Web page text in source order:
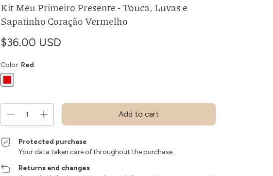
Kit Meu Primeiro Presente - Touca, Luvas e
Sapatinho Coração Vermelho
$36.00 USD
Color: Red
Protected purchase
Your data taken care of throughout the purchase.
Returns and changes